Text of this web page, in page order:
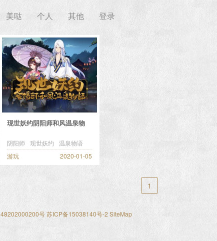
美哒 个人 其他 登录
现世妖约阴阳师和风温泉物
阴阳师 现世妖约
温泉物语
游玩
2020-01-05
1
号苏ICP备15038140号-2 SiteMap